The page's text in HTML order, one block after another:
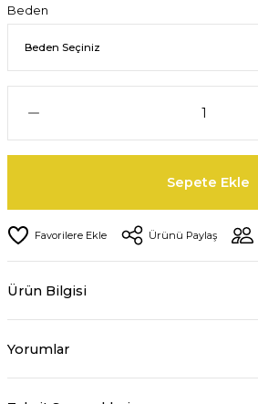
Beden
Sepete Ekle
Ürünü Paylaş
Ürün Bilgisi
Yorumlar